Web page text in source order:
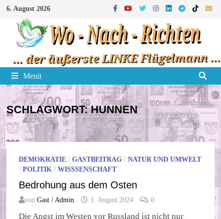
Zum
Inhalt
springen
6. August 2026
Menü
SCHLAGWORT:HUNNEN
DEMOKRATIE /GASTBEITRAG /NATUR UND UMWELT
/POLITIK /WISSSENSCHAFT
Bedrohung aus dem Osten
vonGast / Admin 1. August 2024 0
Die Angst im Westen vor Russland ist nicht nur